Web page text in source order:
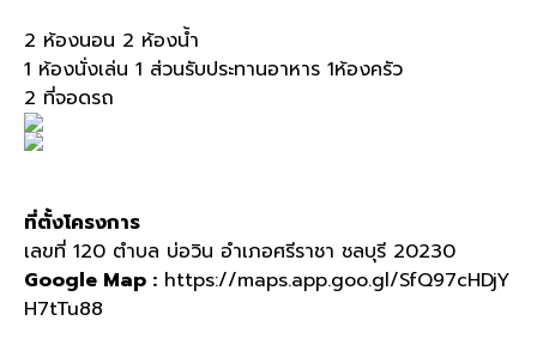
2 ห้องนอน 2 ห้องน้ำ
1 ห้องนั่งเล่น 1 ส่วนรับประทานอาหาร 1ห้องครัว
2 ที่จอดรถ
ที่ตั้งโครงการ
เลขที่ 120 ตำบล บ่อวิน อำเภอศรีราชา ชลบุรี 20230
Google Map : https://maps.app.goo.gl/SfQ97cHDjY
H7tTu88